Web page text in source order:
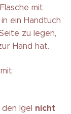
mit
ein Handtuch
zu legen,
Hand hat.
Igel nicht